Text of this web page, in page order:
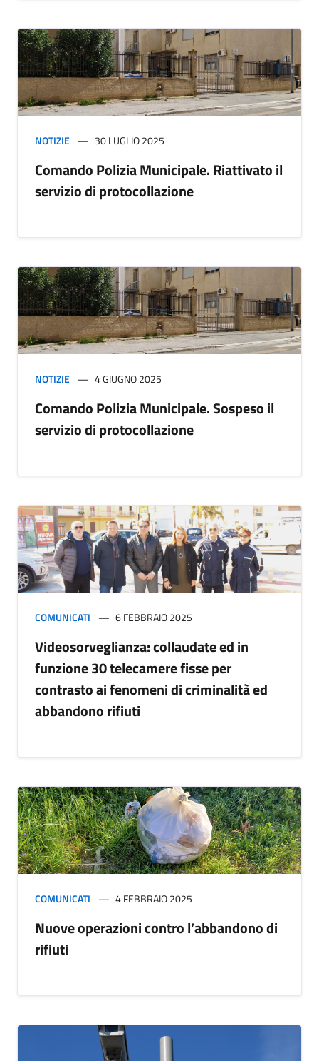
NOTIZIE 30 LUGLIO 2025
Comando Polizia Municipale. Riattivato il
servizio di protocollazione
NOTIZIE 4 GIUGNO 2025
Comando Polizia Municipale. Sospeso il
servizio di protocollazione
COMUNICATI 6 FEBBRAIO 2025
Videosorveglianza: collaudate ed in
funzione 30 telecamere fisse per
contrasto ai fenomeni di criminalità ed
abbandono rifiuti
COMUNICATI 4 FEBBRAIO 2025
Nuove operazioni contro l’abbandono di
rifiuti